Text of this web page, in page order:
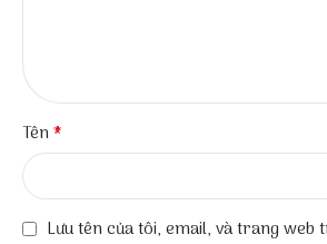
Tên*
Lưu tên của tôi, email, và trang